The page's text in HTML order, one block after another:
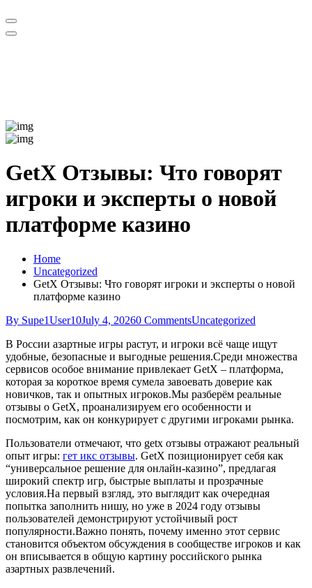
GetX Отзывы: Что говорят
игроки и эксперты о новой
платформе казино
Home
Uncategorized
GetX Отзывы: Что говорят игроки и эксперты о новой
платформе казино
By Supe1User10July 4, 20260 CommentsUncategorized
В России азартные игры растут, и игроки всё чаще ищут
удобные, безопасные и выгодные решения.Среди множества
сервисов особое внимание привлекает GetX – платформа,
которая за короткое время сумела завоевать доверие как
новичков, так и опытных игроков.Мы разберём реальные
отзывы о GetX, проанализируем его особенности и
посмотрим, как он конкурирует с другими игроками рынка.
Пользователи отмечают, что getx отзывы отражают реальный
опыт игры: гет икс отзывы. GetX позиционирует себя как
“универсальное решение для онлайн‑казино”, предлагая
широкий спектр игр, быстрые выплаты и прозрачные
условия.На первый взгляд, это выглядит как очередная
попытка заполнить нишу, но уже в 2024 году отзывы
пользователей демонстрируют устойчивый рост
популярности.Важно понять, почему именно этот сервис
становится объектом обсуждения в сообществе игроков и как
он вписывается в общую картину российского рынка
азартных развлечений.